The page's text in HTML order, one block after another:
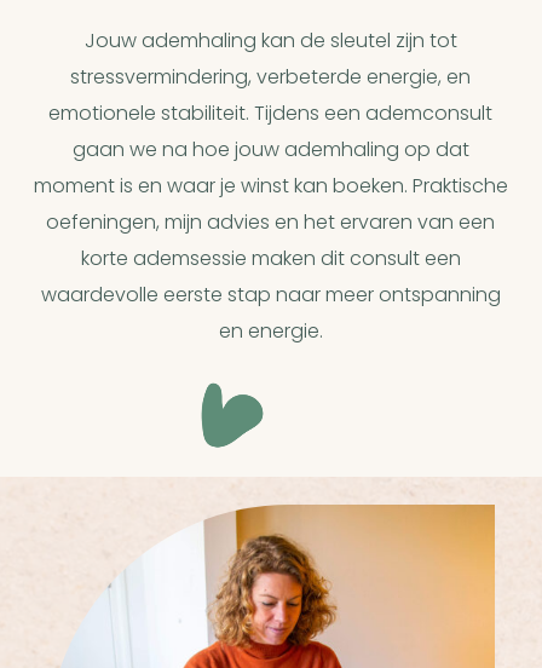
Jouw ademhaling kan de sleutel zijn tot
stressvermindering, verbeterde energie, en
emotionele stabiliteit. Tijdens een ademconsult
gaan we na hoe jouw ademhaling op dat
moment is en waar je winst kan boeken. Praktische
oefeningen, mijn advies en het ervaren van een
korte ademsessie maken dit consult een
waardevolle eerste stap naar meer ontspanning
en energie.